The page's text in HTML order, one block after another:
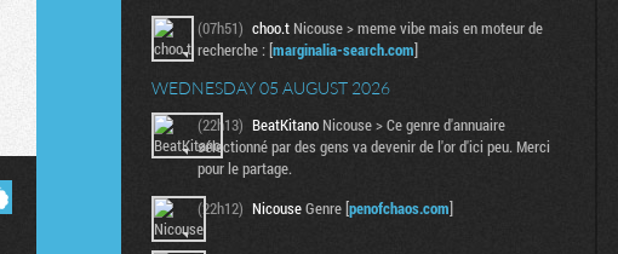
(07h51) choo.t Nicouse > meme vibe mais en moteur de
recherche : [marginalia-search.com]
WEDNESDAY 05 AUGUST 2026
(22h13) BeatKitano Nicouse > Ce genre d'annuaire
sélectionné par des gens va devenir de l'or d'ici peu. Merci
pour le partage.
(22h12) NicouseGenre [penofchaos.com]